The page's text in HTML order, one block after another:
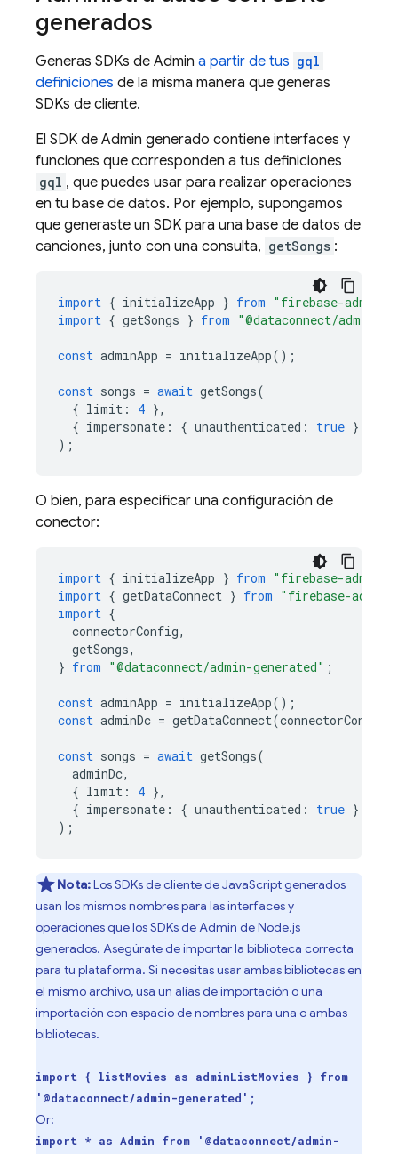
generados
Generas SDKs de Admin a partir de tus gql
definiciones de la misma manera que generas
SDKs de cliente.
El SDK de Admin generado contiene interfaces y
funciones que corresponden a tus definiciones
gql , que puedes usar para realizar operaciones
en tu base de datos. Por ejemplo, supongamos
que generaste un SDK para una base de datos de
canciones, junto con una consulta, getSongs :
import { initializeApp } from "firebase-admin/
import { getSongs } from "@dataconnect/admin-
const adminApp = initializeApp();
const songs = await getSongs(
{ limit : 4 },
{ impersonate : { unauthenticated : true }
);
O bien, para especificar una configuración de
conector:
import { initializeApp } from "firebase-admin/
import { getDataConnect } from "firebase-
import {
connectorConfig,
getSongs,
} from "@dataconnect/admin-generated" ;
const adminApp = initializeApp();
const adminDc = getDataConnect(connectorConfig
const songs = await getSongs(
adminDc,
{ limit : 4 },
{ impersonate : { unauthenticated : true }
);
Nota:Los SDKs de cliente de JavaScript generados
usan los mismos nombres para las interfaces y
operaciones que los SDKs de Admin de Node.js
generados. Asegúrate de importar la biblioteca correcta
para tu plataforma. Si necesitas usar ambas bibliotecas en
el mismo archivo, usa un alias de importación o una
importación con espacio de nombres para una o ambas
bibliotecas.
import { listMovies as adminListMovies } from
'@dataconnect/admin-generated';
Or:
import * as Admin from '@dataconnect/admin-